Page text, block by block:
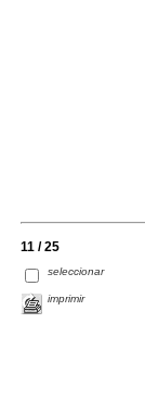
11 / 25
seleccionar
imprimir